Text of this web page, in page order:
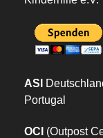
ASI
Portugal
OCI (Outpost